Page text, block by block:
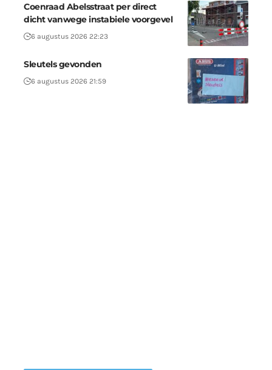
Coenraad Abelsstraat per direct
dicht vanwege instabiele voorgevel
6 augustus 2026 22:23
Sleutels gevonden
6 augustus 2026 21:59